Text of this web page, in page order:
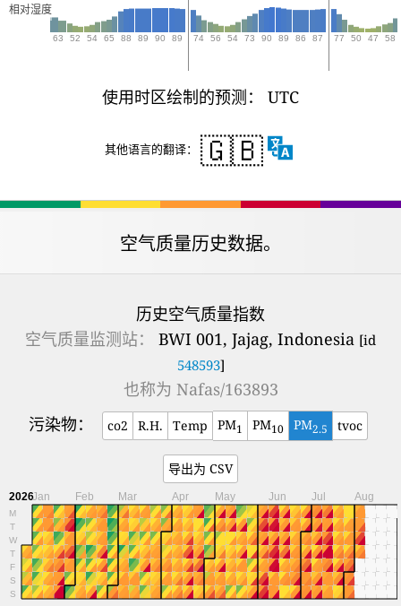
相对湿度
63 52 54 65 88 89 90 89 74 56 54 73 90 89 86 87 77 50 47 58
使用时区绘制的预测： UTC
其他语言的翻译： 🇬🇧
空气质量历史数据。
历史空气质量指数
空气质量监测站：
BWI 001, Jajag, Indonesia [id
548593]
也称为 Nafas/163893
污染物：
co2 R.H. Temp PM1 PM10 PM2.5 tvoc
导出为 CSV
2026
M
T
W
T
F
S
S
Jan Feb Mar Apr May Jun Jul Aug